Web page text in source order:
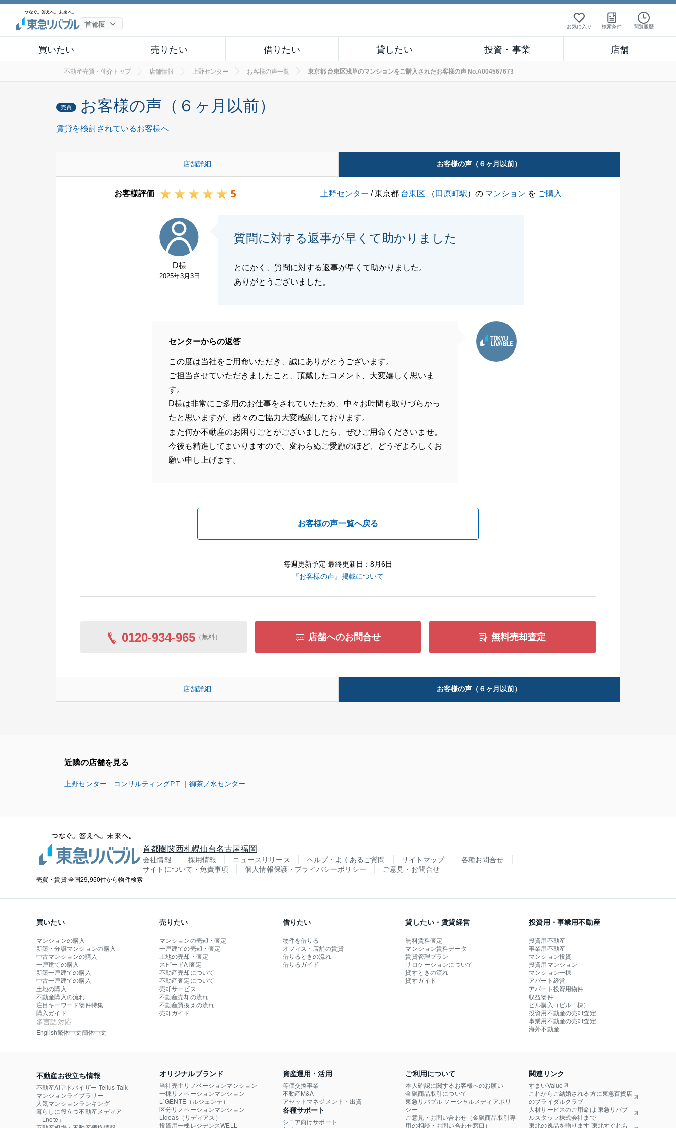
お気に入り 検索条件 閲覧履歴
買いたい 売りたい 借りたい 貸したい 投資・事業 店舗
不動産売買・仲介トップ 店舗情報 上野センター お客様の声一覧 東京都 台東区浅草のマンションをご購入されたお客様の声 No.A004567673
売買 お客様の声（６ヶ月以前）
賃貸を検討されているお客様へ
店舗詳細 お客様の声（６ヶ月以前）
お客様評価 5 上野センター / 東京都 台東区 （ 田原町駅）の マンション を ご購入
D様
2025年3月3日
質問に対する返事が早くて助かりました
とにかく、質問に対する返事が早くて助かりました。
ありがとうございました。
センターからの返答
この度は当社をご用命いただき、誠にありがとうございます。
ご担当させていただきましたこと、頂戴したコメント、大変嬉しく思いま
す。
D様は非常にご多用のお仕事をされていたため、中々お時間も取りづらかっ
たと思いますが、諸々のご協力大変感謝しております。
また何か不動産のお困りごとがございましたら、ぜひご用命くださいませ。
今後も精進してまいりますので、変わらぬご愛顧のほど、どうぞよろしくお
願い申し上げます。
お客様の声一覧へ戻る
毎週更新予定 最終更新日：8月6日
『お客様の声』掲載について
0120-934-965（無料） 店舗へのお問合せ 無料売却査定
店舗詳細 お客様の声（６ヶ月以前）
近隣の店舗を見る
上野センター コンサルティングP.T. 御茶ノ水センター
売買・賃貸 全国29,950件から物件検索
首都圏関西札幌仙台名古屋福岡
会社情報 採用情報 ニュースリリース ヘルプ・よくあるご質問 サイトマップ
各種お問合せ
サイトについて・免責事項
個人情報保護・プライバシーポリシー ご意見・お問合せ
買いたい
マンションの購入
新築・分譲マンションの購入
中古マンションの購入
一戸建ての購入
新築一戸建ての購入
中古一戸建ての購入
土地の購入
不動産購入の流れ
注目キーワード物件特集
購入ガイド
多言語対応
English繁体中文簡体中文
売りたい
マンションの売却・査定
一戸建ての売却・査定
土地の売却・査定
スピードAI査定
不動産売却について
不動産査定について
売却サービス
不動産売却の流れ
不動産買換えの流れ
売却ガイド
借りたい
物件を借りる
オフィス・店舗の賃貸
借りるときの流れ
借りるガイド
貸したい・賃貸経営
無料賃料査定
マンション賃料データ
賃貸管理プラン
リロケーションについて
貸すときの流れ
貸すガイド
投資用・事業用不動産
投資用不動産
事業用不動産
マンション投資
投資用マンション
マンション一棟
アパート経営
アパート投資用物件
収益物件
ビル購入（ビル一棟）
投資用不動産の売却査定
事業用不動産の売却査定
海外不動産
不動産お役立ち情報
不動産AIアドバイザー Tellus Talk
マンションライブラリー
人気マンションランキング
暮らしに役立つ不動産メディア
「Lnote」
オリジナルブランド
当社売主リノベーションマンション
一棟リノベーションマンション
L`GENTE（ルジェンテ）
区分リノベーションマンション
Lideas（リディアス）
投資用一棟レジデンスWELL
資産運用・活用
等価交換事業
不動産M&A
アセットマネジメント・出資
各種サポート
シニア向けサポート
ご利用について
本人確認に関するお客様へのお願い
金融商品取引について
東急リバブル ソーシャルメディアポリ
シー
ご意見・お問い合わせ（金融商品取引専
用の相談・お問い合わせ窓口）
関連リンク
すまいValue
これからご結婚される方に東急百貨店
のブライダルクラブ
人材サービスのご用命は 東急リバブ
ルスタッフ株式会社まで
東北の逸品を贈ります 東北すぐれも